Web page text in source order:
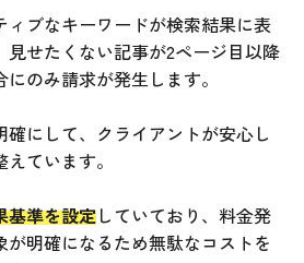
ィブなキーワードが検索結果に表
見せたくない記事が2ページ目以降
のみ請求が発生します。
にして、クライアントが安心し
ています。
基準を設定していており、料金発
明確になるため無駄なコストを